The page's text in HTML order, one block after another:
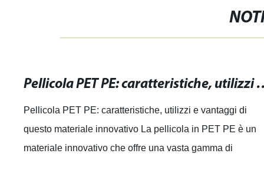
Pellicola PET PE:
Pellicola PET PE: caratteristiche, utilizzi e vantaggi di
questo materiale innovativo La pellicola in PET PE è un
materiale innovativo che offre una vasta gamma di